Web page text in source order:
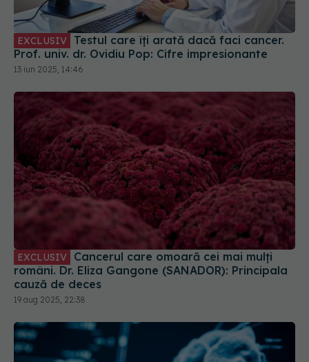
EXCLUSIV
Prof. univ. dr. Ovidiu Pop: Cifre impresionante
13 iun 2025, 14:46
EXCLUSIV
români. Dr. Eliza Gangone (SANADOR): Principala
cauză de deces
19 aug 2025, 22:38